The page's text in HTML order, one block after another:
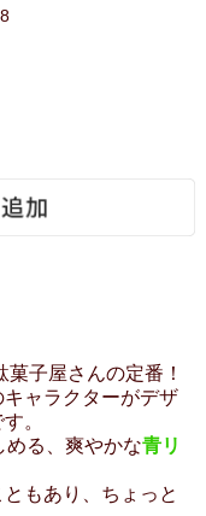
菓子屋さんの定番！
キャラクターがデザ
。
める、爽やかな青リ
もあり、ちょっと